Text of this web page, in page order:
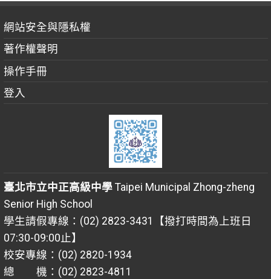
網站安全與隱私權
著作權聲明
操作手冊
登入
臺北市立中正高級中學Taipei Municipal Zhong-zheng
Senior High School
學生請假專線：(02) 2823-3431【撥打時間為上班日
07:30-09:00止】
校安專線：(02) 2820-1934
總 機：(02) 2823-4811